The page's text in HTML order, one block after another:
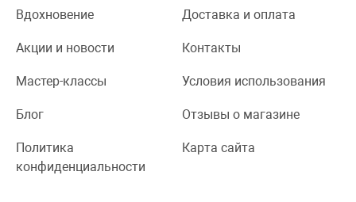
Вдохновение Доставка и оплата
Акции и новости Контакты
Мастер-классы Условия использования
Блог Отзывы о магазине
Политика
конфиденциальности
Карта сайта